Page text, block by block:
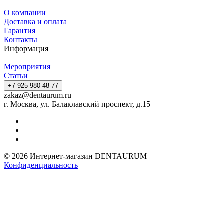
О компании
Доставка и оплата
Гарантия
Контакты
Информация
Мероприятия
Статьи
+7 925 980-48-77
zakaz@dentaurum.ru
г. Москва, ул. Балаклавский проспект, д.15
© 2026 Интернет-магазин DENTAURUM
Конфиденциальность